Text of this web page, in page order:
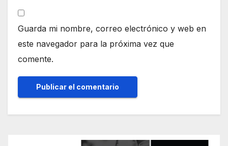
Guarda mi nombre, correo electrónico y web en
este navegador para la próxima vez que
comente.